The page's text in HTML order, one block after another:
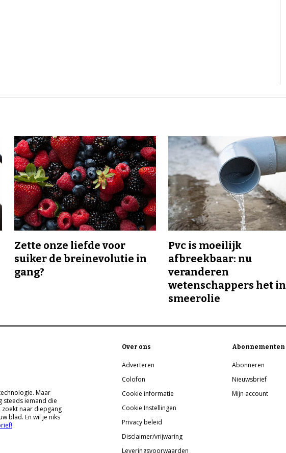
Zette onze liefde voor
suiker de breinevolutie in
gang?
Pvc is moeilijk
afbreekbaar: nu
veranderen
wetenschappers het in
smeerolie
Maar
steeds iemand die
zoekt naar diepgang
blad. En wil je niks
Over ons
Adverteren
Colofon
Cookie informatie
Cookie Instellingen
Privacy beleid
Disclaimer/vrijwaring
Leveringsvoorwaarden
Abonnementen
Abonneren
Nieuwsbrief
Mijn account